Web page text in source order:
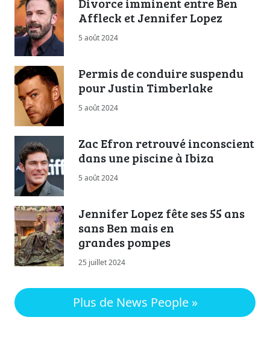
Affleck et Jennifer Lopez
5 août 2024
Permis de conduire suspendu
pour Justin Timberlake
5 août 2024
Zac Efron retrouvé inconscient
dans une piscine à Ibiza
5 août 2024
Jennifer Lopez fête ses 55 ans
sans Ben mais en
grandes pompes
25 juillet 2024
Plus de News People »